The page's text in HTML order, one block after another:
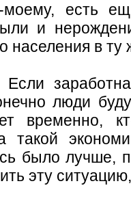
есть
и
населения в
Если
люди
временно,
такой
было лучше,
эту